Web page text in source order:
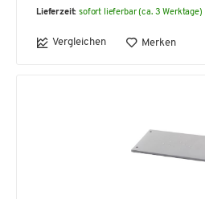
Lieferzeit: sofort lieferbar (ca. 3 Werktage)
Vergleichen Merken